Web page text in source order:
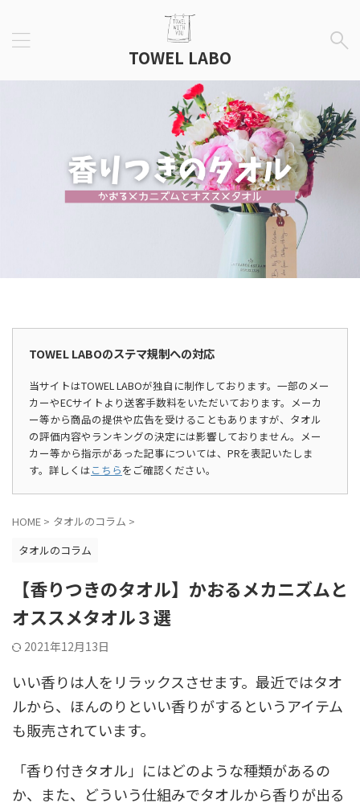
TOWEL LABO
TOWEL LABOのステマ規制への対応
当サイトはTOWEL LABOが独自に制作しております。一部のメー
カーやECサイトより送客手数料をいただいております。メーカ
ー等から商品の提供や広告を受けることもありますが、タオル
の評価内容やランキングの決定には影響しておりません。メー
カー等から指示があった記事については、PRを表記いたしま
す。詳しくはこちらをご確認ください。
HOME > タオルのコラム >
タオルのコラム
【香りつきのタオル】かおるメカニズムと
オススメタオル３選
2021年12月13日
いい香りは人をリラックスさせます。最近ではタオ
ルから、ほんのりといい香りがするというアイテム
も販売されています。
「香り付きタオル」にはどのような種類があるの
か、また、どういう仕組みでタオルから香りが出る